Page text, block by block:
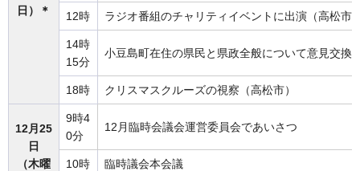
日）＊
12時 ラジオ番組のチャリティイベントに出演（高松市
14時
15分
小豆島町在住の県民と県政全般について意見交換
18時 クリスマスクルーズの視察（高松市）
12月25
日
（木曜
9時4
0分
12月臨時会議会運営委員会であいさつ
10時 臨時議会本会議